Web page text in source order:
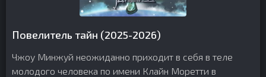
Повелитель тайн (2025-2026)
Чжоу Минжуй неожиданно приходит в себя в теле
молодого человека по имени Клайн Моретти в